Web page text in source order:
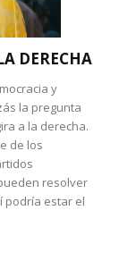
DERECHA
y
la pregunta
a la derecha.
de los
resolver
podría estar el